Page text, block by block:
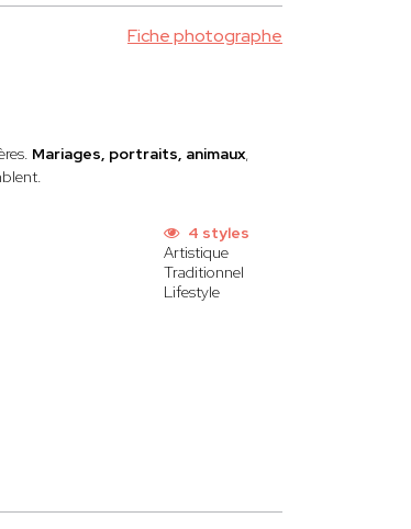
Fiche photographe
Mariages, portraits, animaux,
4 styles
Artistique
Traditionnel
Lifestyle